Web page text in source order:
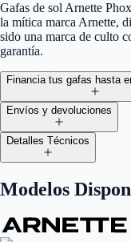
Gafas de sol Arnette
la mítica marca Arnette,
sido una marca de culto
garantía.
Financia tus gafas hasta
Envíos y devoluciones
Detalles Técnicos
Modelos